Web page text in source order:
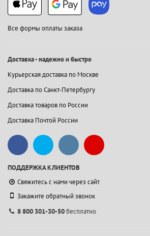
Все формы оплаты заказа
Доставка - надежно и быстро
Курьерская доставка по Москве
Доставка по Санкт-Петербургу
Доставка товаров по России
Доставка Почтой России
ПОДДЕРЖКА КЛИЕНТОВ
Свяжитесь с нами через сайт
Закажите обратный звонок
8 800 301-30-50бесплатно